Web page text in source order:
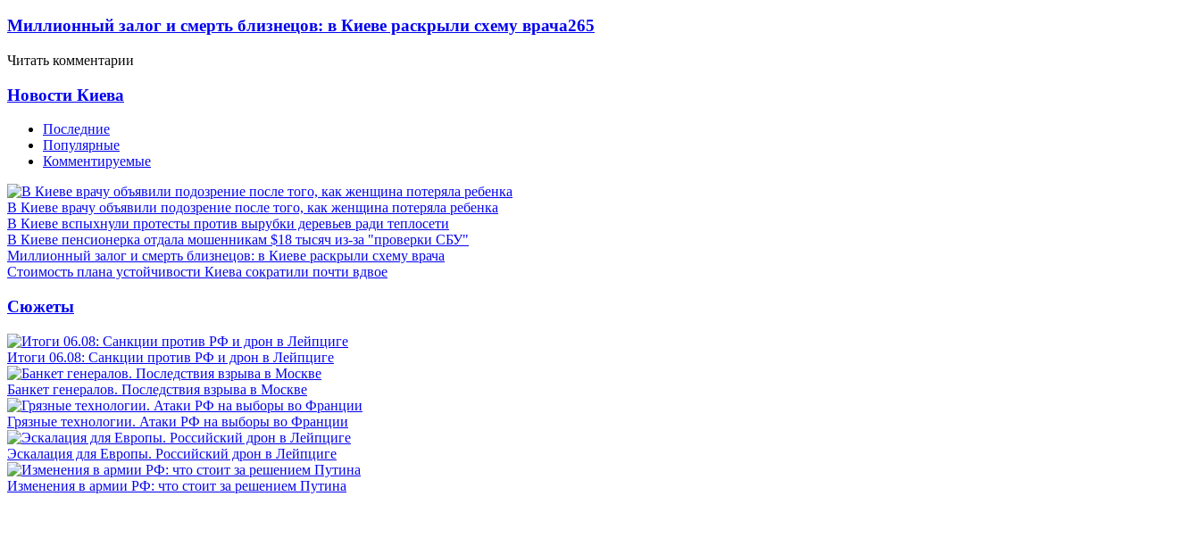
Миллионный залог и смерть близнецов: в Киеве раскрыли схему врача265
Читать комментарии
Новости Киева
Последние
Популярные
Комментируемые
В Киеве врачу объявили подозрение после того, как женщина потеряла ребенка
В Киеве вспыхнули протесты против вырубки деревьев ради теплосети
В Киеве пенсионерка отдала мошенникам $18 тысяч из-за "проверки СБУ"
Миллионный залог и смерть близнецов: в Киеве раскрыли схему врача
Стоимость плана устойчивости Киева сократили почти вдвое
Сюжеты
Итоги 06.08: Санкции против РФ и дрон в Лейпциге
Банкет генералов. Последствия взрыва в Москве
Грязные технологии. Атаки РФ на выборы во Франции
Эскалация для Европы. Российский дрон в Лейпциге
Изменения в армии РФ: что стоит за решением Путина